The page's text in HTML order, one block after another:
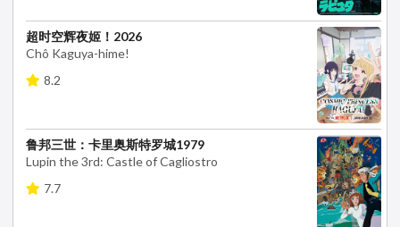
超时空辉夜姬！2026
Chô Kaguya-hime!
8.2
鲁邦三世：卡里奥斯特罗城1979
Lupin the 3rd: Castle of Cagliostro
7.7